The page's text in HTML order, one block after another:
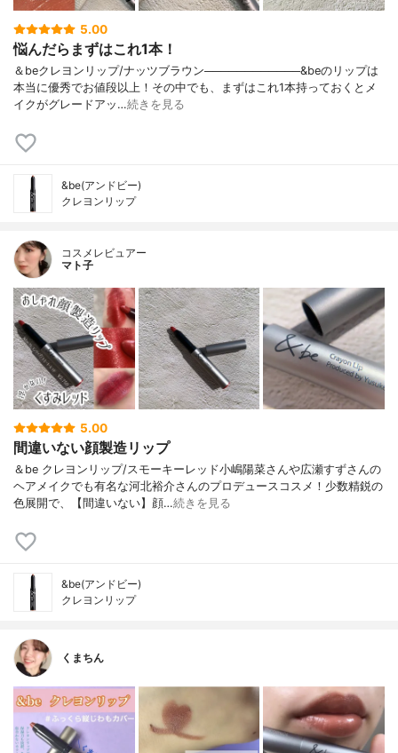
5.00
悩んだらまずはこれ1本！
️＆beクレヨンリップ/ナッツブラウン────────────&beのリップは
本当に優秀でお値段以上！その中でも、まずはこれ1本持っておくとメ
イクがグレードアッ…続きを見る
&be(アンドビー)
クレヨンリップ
コスメレビュアー
マト子
5.00
間違いない顔製造リップ
️＆be クレヨンリップ/スモーキーレッド小嶋陽菜さんや広瀬すずさんの
ヘアメイクでも有名な河北裕介さんのプロデュースコスメ！少数精鋭の
色展開で、【間違いない】顔…続きを見る
&be(アンドビー)
クレヨンリップ
くまちん